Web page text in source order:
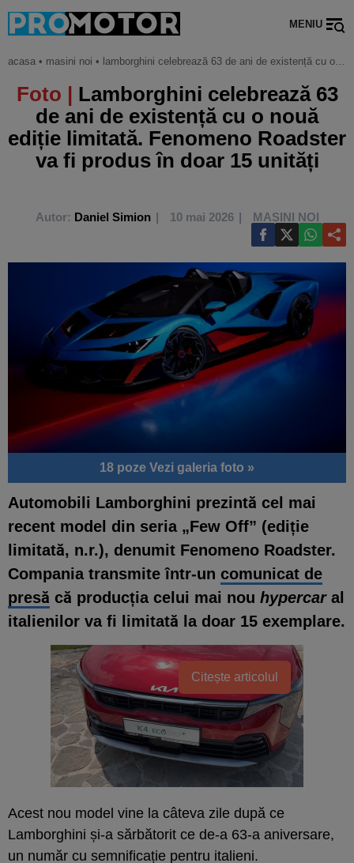
MENIU
acasa • masini noi • lamborghini celebrează 63 de ani de existență cu o nouă ediție limitată. fenomeno roadster va fi produs în doar 15 unități
Foto | Lamborghini celebrează 63
de ani de existență cu o nouă
ediție limitată. Fenomeno Roadster
va fi produs în doar 15 unități
Autor: Daniel Simion 10 mai 2026 MASINI NOI
18 poze Vezi galeria foto »
Automobili Lamborghini prezintă cel mai
recent model din seria „Few Off” (ediție
limitată, n.r.), denumit Fenomeno Roadster.
Compania transmite într-un comunicat de
presă că producția celui mai nou hypercaral
italienilor va fi limitată la doar 15 exemplare.
Citește articolul
Acest nou model vine la câteva zile după ce
Lamborghini și-a sărbătorit ce de-a 63-a aniversare,
un număr cu semnificație pentru italieni.